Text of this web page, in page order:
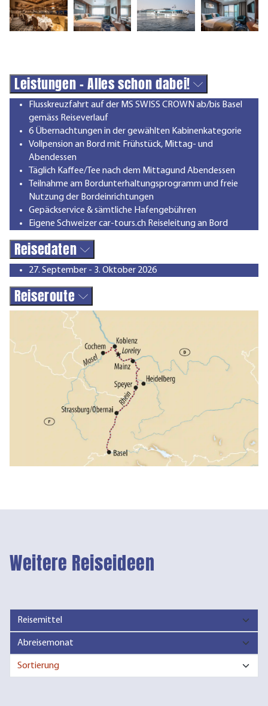
Leistungen - Alles schon dabei!
Flusskreuzfahrt auf der MS SWISS CROWN ab/bis Basel
gemäss Reiseverlauf
6 Übernachtungen in der gewählten Kabinenkategorie
Vollpension an Bord mit Frühstück, Mittag- und
Abendessen
Täglich Kaffee/Tee nach dem Mittagund Abendessen
Teilnahme am Bordunterhaltungsprogramm und freie
Nutzung der Bordeinrichtungen
Gepäckservice & sämtliche Hafengebühren
Eigene Schweizer car-tours.ch Reiseleitung an Bord
Reisedaten
27. September - 3. Oktober 2026
Reiseroute
Weitere Reiseideen